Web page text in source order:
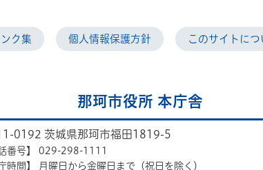
ンク集 個人情報保護方針 このサイトにつ
那珂市役所 本庁舎
0192 茨城県那珂市福田1819-5
番号】
029-298-1111
時間】
月曜日から金曜日まで（祝日を除く）